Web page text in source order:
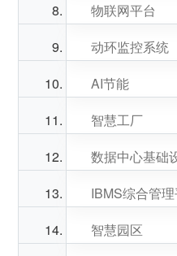
物联网平台
动环监控系统
AI节能
智慧工厂
数据中心基础
IBMS综合管
智慧园区